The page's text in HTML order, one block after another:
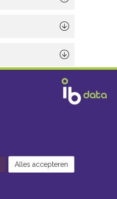
Alles accepteren